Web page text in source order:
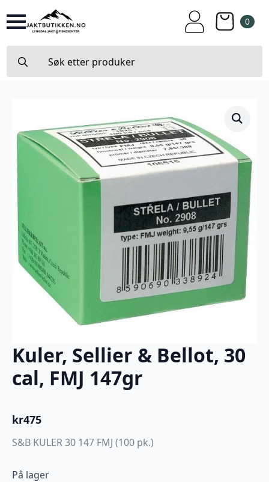
0
for:
Kuler, Sellier & Bellot, 30
cal, FMJ 147gr
kr475
S&B KULER 30 147 FMJ (100 pk.)
På lager